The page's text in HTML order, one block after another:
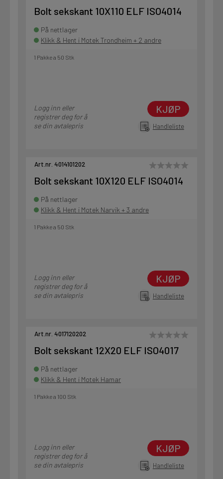
Bolt sekskant 10X110 ELF ISO4014
På nettlager
Klikk & Hent i Motek Trondheim + 2 andre
1 Pakke a 50 Stk
Logg inn eller
registrer deg for å
se din avtalepris
KJØP
Handleliste
Art.nr. 4014101202
Bolt sekskant 10X120 ELF ISO4014
På nettlager
Klikk & Hent i Motek Narvik + 3 andre
1 Pakke a 50 Stk
Logg inn eller
registrer deg for å
se din avtalepris
KJØP
Handleliste
Art.nr. 4017120202
Bolt sekskant 12X20 ELF ISO4017
På nettlager
Klikk & Hent i Motek Hamar
1 Pakke a 100 Stk
Logg inn eller
registrer deg for å
se din avtalepris
KJØP
Handleliste